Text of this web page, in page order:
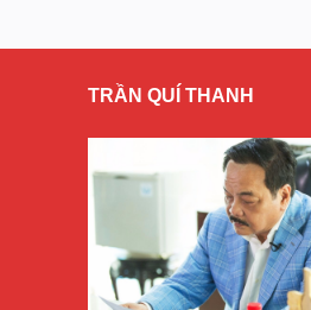
TRẦN QUÍ THANH